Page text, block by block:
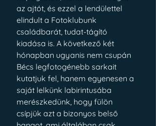
az ajtót, és ezzel a lendülettel
elindult a Fotoklubunk
családbarát, tudat-tágító
kiadása is. A következő két
hónapban ugyanis nem csupán
Bécs legfotogénebb sarkait
kutatjuk fel, hanem egyenesen a
saját lelkünk labirintusába
merészkedünk, hogy fülön
csípjük azt a bizonyos belső